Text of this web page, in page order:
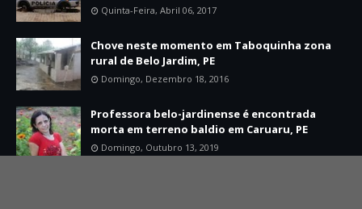
Quinta-Feira, Abril 06, 2017
Chove neste momento em Taboquinha zona
rural de Belo Jardim, PE
Domingo, Dezembro 18, 2016
Professora belo-jardinense é encontrada
morta em terreno baldio em Caruaru, PE
Domingo, Outubro 13, 2019